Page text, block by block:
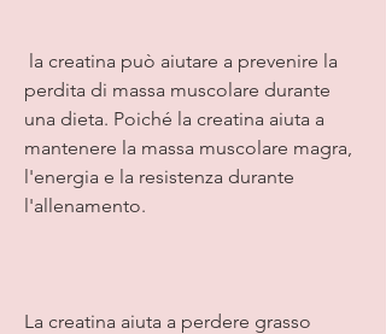
perdita di massa muscolare durante
una dieta. Poiché la creatina aiuta a
mantenere la massa muscolare magra,
l'energia e la resistenza durante
l'allenamento.
La creatina aiuta a perdere grasso